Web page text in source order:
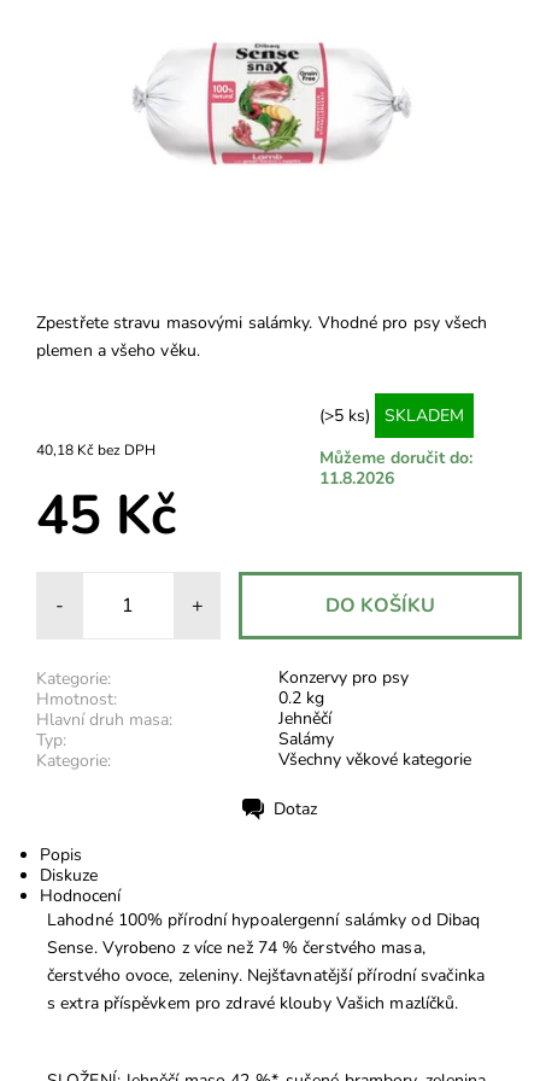
Zpestřete stravu masovými salámky. Vhodné pro psy všech
plemen a všeho věku.
40,18 Kč bez DPH
(>5 ks)
SKLADEM
Můžeme doručit do:
11.8.2026
45 Kč
- +
Kategorie:
Konzervy pro psy
Hmotnost:
0.2 kg
Hlavní druh masa:
Jehněčí
Typ:
Salámy
Kategorie:
Všechny věkové kategorie
Dotaz
Popis
Diskuze
Hodnocení
Lahodné 100% přírodní hypoalergenní salámky od Dibaq
Sense. Vyrobeno z více než 74 % čerstvého masa,
čerstvého ovoce, zeleniny. Nejšťavnatější přírodní svačinka
s extra příspěvkem pro zdravé klouby Vašich mazlíčků.